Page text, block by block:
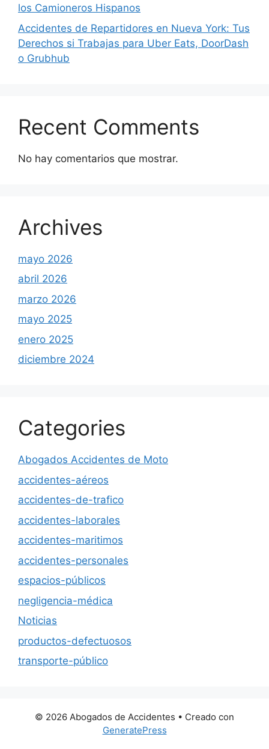
los Camioneros Hispanos
Accidentes de Repartidores en Nueva York: Tus
Derechos si Trabajas para Uber Eats, DoorDash
o Grubhub
Recent Comments
No hay comentarios que mostrar.
Archives
mayo 2026
abril 2026
marzo 2026
mayo 2025
enero 2025
diciembre 2024
Categories
Abogados Accidentes de Moto
accidentes-aéreos
accidentes-de-trafico
accidentes-laborales
accidentes-maritimos
accidentes-personales
espacios-públicos
negligencia-médica
Noticias
productos-defectuosos
transporte-público
© 2026 Abogados de Accidentes • Creado con
GeneratePress